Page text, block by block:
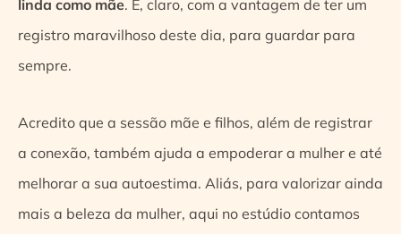
linda como mãe. E, claro, com a vantagem de ter um
registro maravilhoso deste dia, para guardar para
sempre.
Acredito que a sessão mãe e filhos, além de registrar
a conexão, também ajuda a empoderar a mulher e até
melhorar a sua autoestima. Aliás, para valorizar ainda
mais a beleza da mulher, aqui no estúdio contamos